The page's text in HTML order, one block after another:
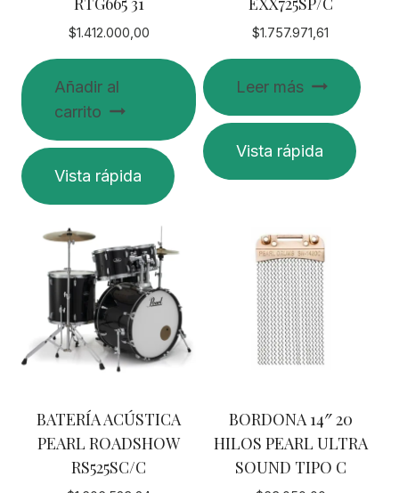
$1.412.000,00
Añadir al
carrito
Vista rápida
$1.757.971,61
Leer más
Vista rápida
BATERÍA ACÚSTICA
PEARL ROADSHOW
RS525SC/C
BORDONA 14″ 20
HILOS PEARL ULTRA
SOUND TIPO C